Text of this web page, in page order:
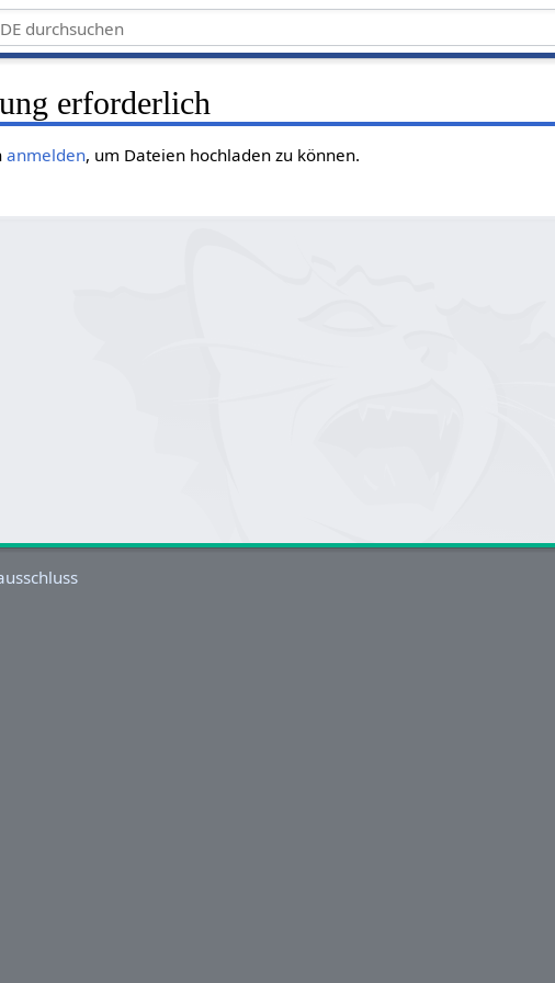
erforderlich
anmelden, um Dateien hochladen zu können.